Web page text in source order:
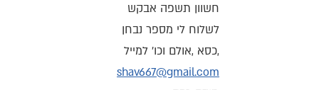
חשוון תשפה אבקש
לשלוח לי מספר נבחן
,כסא ,אולם וכו' למייל
shav667@gmail.com